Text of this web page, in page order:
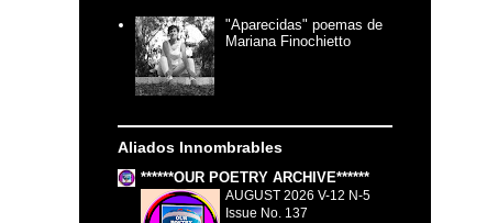
"Aparecidas" poemas de
Mariana Finochietto
Aliados Innombrables
******OUR POETRY ARCHIVE******
AUGUST 2026 V-12 N-5
Issue No. 137